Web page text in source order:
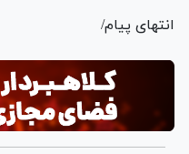
انتهای پیام/